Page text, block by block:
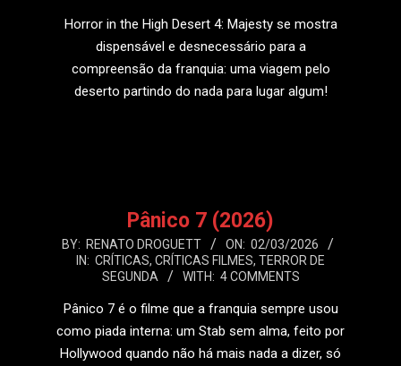
Horror in the High Desert 4: Majesty se mostra
dispensável e desnecessário para a
compreensão da franquia: uma viagem pelo
deserto partindo do nada para lugar algum!
Pânico 7 (2026)
2026-
BY: RENATO DROGUETT ON: 02/03/2026
IN: CRÍTICAS, CRÍTICAS FILMES, TERROR DE
SEGUNDA
WITH: 4 COMMENTS
Pânico 7 é o filme que a franquia sempre usou
como piada interna: um Stab sem alma, feito por
Hollywood quando não há mais nada a dizer, só